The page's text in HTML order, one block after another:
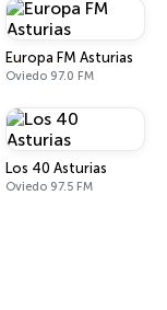
Europa FM Asturias
Oviedo 97.0 FM
Los 40 Asturias
Oviedo 97.5 FM